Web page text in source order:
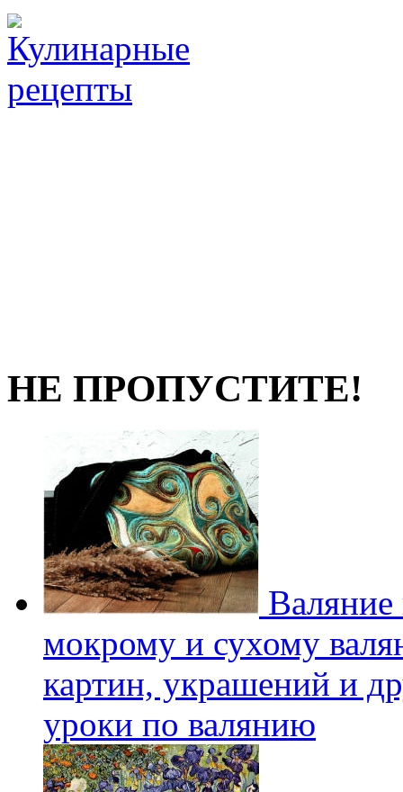
НЕ ПРОПУСТИТЕ!
Валяние
мокрому и сухому
картин, украшений и
уроки по валянию